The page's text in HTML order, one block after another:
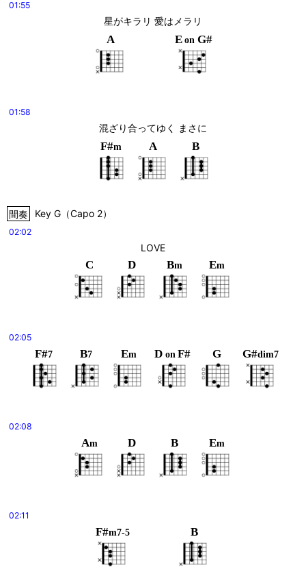
01:55
星がキラリ 愛はメラリ
A E on G#
01:58
混ざり合ってゆく まさに
F#m A B
間奏 Key G（Capo 2）
02:02
LOVE
C D Bm Em
02:05
F#7 B7 Em D on F# G G#dim7
02:08
Am D B Em
02:11
F#m7-5 B